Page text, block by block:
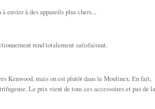
envier à des appareils plus chers...
rend totalement satisfaisant.
Kenwood, mais on est plutôt dans le Moulinex. En fait,
Le prix vient de tous ces accessoires et pas de la